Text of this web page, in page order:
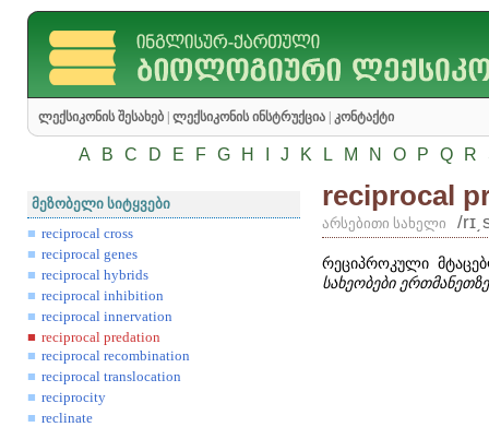
ლექსიკონის შესახებ ლექსიკონის ინსტრუქცია კონტაქტი
A B C D E F G H J K L M N O P Q R
მეზობელი სიტყვები
reciprocal cross
reciprocal genes
reciprocal hybrids
reciprocal inhibition
reciprocal innervation
reciprocal predation
reciprocal recombination
reciprocal translocation
reciprocity
reclinate
reciprocal
არსებითი სახელი /
რეციპროკული
სახეობები